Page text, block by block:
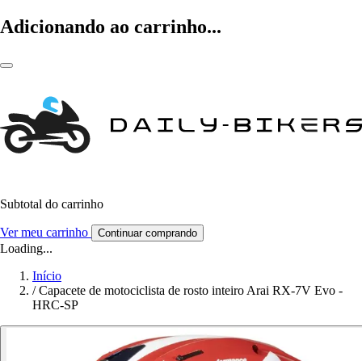
Adicionando ao carrinho...
Subtotal do carrinho
Ver meu carrinho Continuar comprando
Loading...
Início
/ Capacete de motociclista de rosto inteiro Arai RX-7V Evo -
HRC-SP